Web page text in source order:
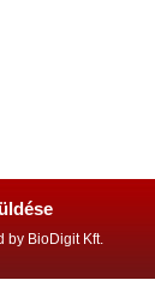
by BioDigit Kft.